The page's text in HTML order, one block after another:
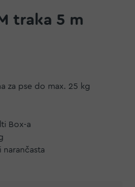
traka 5 m
za pse do max. 25 kg
Box-a
narančasta